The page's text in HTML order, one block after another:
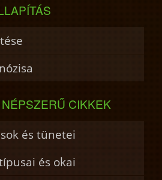
CIKKEK
és tünetei
és okai